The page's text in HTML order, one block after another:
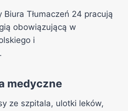
Biura Tłumaczeń 24 pracują
obowiązującą w
i
medyczne
ze szpitala, ulotki leków,